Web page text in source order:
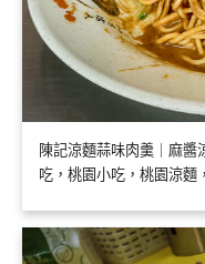
陳記涼麵蒜味肉羹｜麻醬
吃，桃園小吃，桃園涼麵